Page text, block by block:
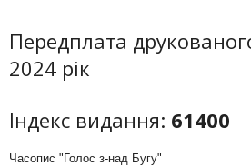
Передплата
2024 рік
Індекс видання: 61400
Часопис "Голос з-над Бугу"